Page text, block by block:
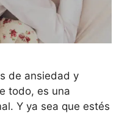
de ansiedad y
todo, es una
Y ya sea que estés